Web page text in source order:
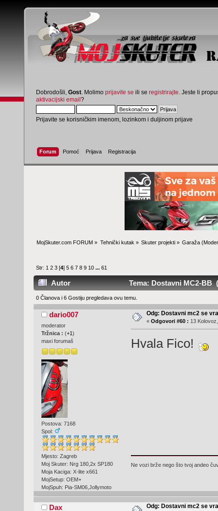
Dobrodošli, Gost . Molimo prijavite se ili se registrirajte . Jeste li
aktivacijski email?
Prijavite se korisničkim imenom, lozinkom i duljinom prijave
Forum Pomoć Prijava Registracija
MojSkuter.com FORUM » Tehnički kutak » Skuter projekti» Garaža
Str: 1 2 3 [4]5 6 7 8 9 10 ...61
Autor Tema: Dostavni MC2-BB
0 Članova i 6 Gostiju pregledava ovu temu.
dario007
moderator
Tržnica : (+1 )
maxi forumaš
Postova: 7168
Spol:
Mjesto: Zagreb
Moj Skuter: Nrg 180,2x SP180
Moja Kaciga: X-lite x661
MojSetup: OEM+
MojSpuh: Pia-SM06,Jollymoto
Odg: Dostavni mc2 se
« Odgovori #60 : 13
Hvala Fico!
Ne vozi brže nego što tvoj andeo
Dax Odg: Dostavni mc2 se